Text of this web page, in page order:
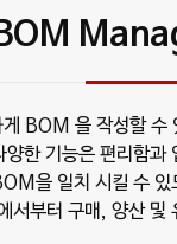
을 작성할 수
한 기능은 편리함과
을 일치 시킬 수
부터 구매, 양산 및